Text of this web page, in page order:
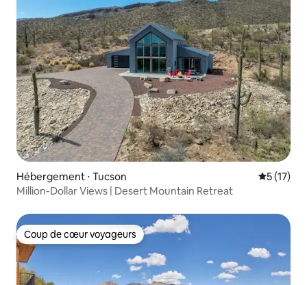
Hébergement ⋅ Tucson
5 (17)
Million-Dollar Views | Desert Mountain Retreat
Coup de cœur voyageurs
Coup de cœur voyageurs